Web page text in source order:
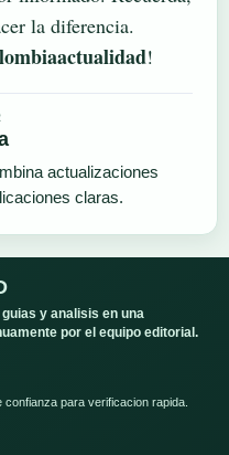
la diferencia.
!
actualizaciones
claras.
y analisis en una
por el equipo editorial.
para verificacion rapida.